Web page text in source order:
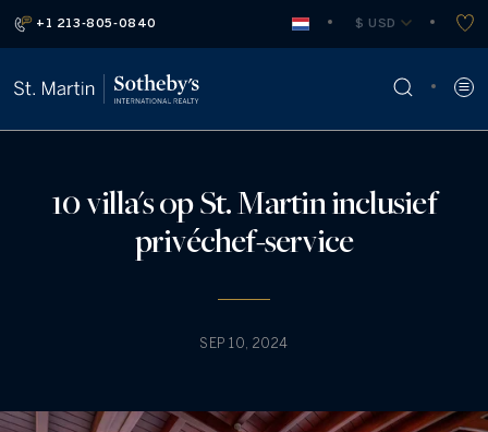
+1 213-805-0840 $ USD
10 villa's op St. Martin inclusief
privéchef-service
SEP 10, 2024